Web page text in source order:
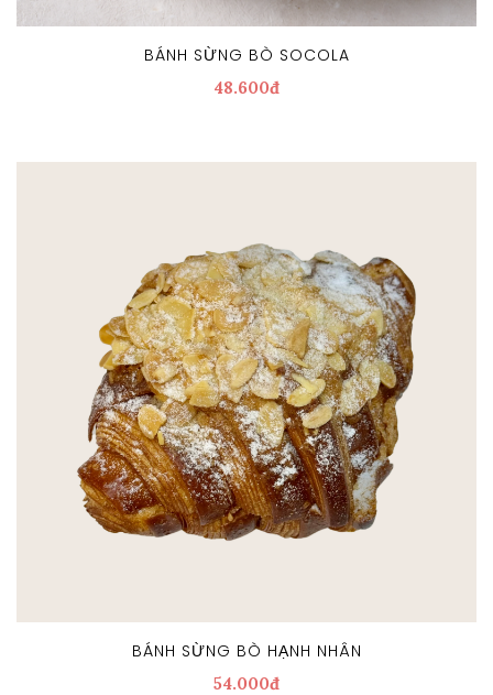
BÁNH SỪNG BÒ SOCOLA
48.600đ
BÁNH SỪNG BÒ HẠNH NHÂN
54.000đ